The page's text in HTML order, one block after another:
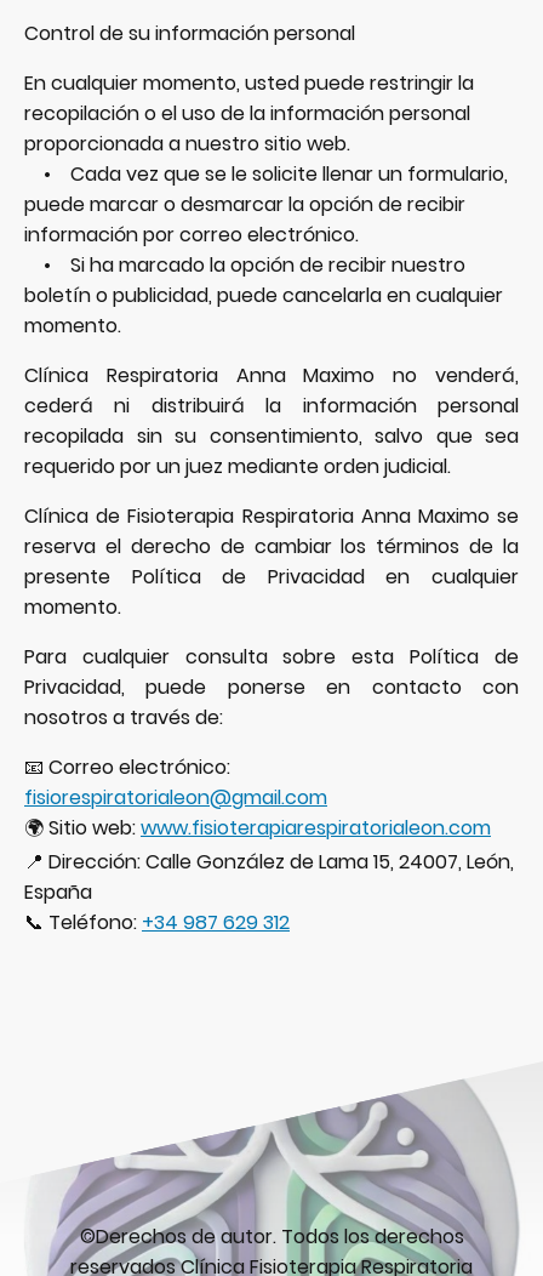
Control de su información personal
En cualquier momento, usted puede restringir la
recopilación o el uso de la información personal
proporcionada a nuestro sitio web.
• Cada vez que se le solicite llenar un formulario,
puede marcar o desmarcar la opción de recibir
información por correo electrónico.
• Si ha marcado la opción de recibir nuestro
boletín o publicidad, puede cancelarla en cualquier
momento.
Clínica Respiratoria Anna Maximo no venderá,
cederá ni distribuirá la información personal
recopilada sin su consentimiento, salvo que sea
requerido por un juez mediante orden judicial.
Clínica de Fisioterapia Respiratoria Anna Maximo se
reserva el derecho de cambiar los términos de la
presente Política de Privacidad en cualquier
momento.
Para cualquier consulta sobre esta Política de
Privacidad, puede ponerse en contacto con
nosotros a través de:
📧 Correo electrónico:
fisiorespiratorialeon@gmail.com
🌍 Sitio web:www.fisioterapiarespiratorialeon.com
📍 Dirección: Calle González de Lama 15, 24007, León,
España
📞 Teléfono: +34 987 629 312
©Derechos de autor. Todos los derechos
reservados Clínica Fisioterapia Respiratoria